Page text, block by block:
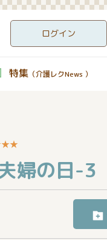
ログイン
特集 （介護レクNews ）
★★
婦の日-3